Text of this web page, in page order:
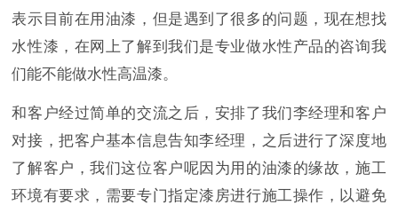
表示目前在用油漆，但是遇到了很多的问题，现在想找
水性漆，在网上了解到我们是专业做水性产品的咨询我
们能不能做水性高温漆。
和客户经过简单的交流之后，安排了我们李经理和客户
对接，把客户基本信息告知李经理，之后进行了深度地
了解客户，我们这位客户呢因为用的油漆的缘故，施工
环境有要求，需要专门指定漆房进行施工操作，以避免